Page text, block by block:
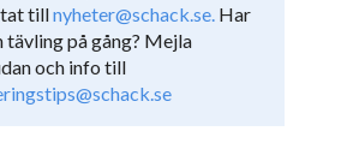
tillnyheter@schack.se. Har
tävling på gång? Mejla
och info till